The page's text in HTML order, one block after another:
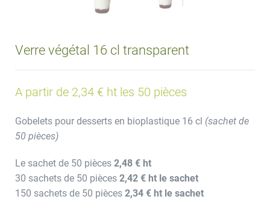
Verre végétal 16 cl transparent
A partir de 2,34 € ht les 50 pièces
Gobelets pour desserts en bioplastique 16 cl (sachet de
50 pièces)
Le sachet de 50 pièces 2,48 € ht
30 sachets de 50 pièces 2,42 € ht le sachet
150 sachets de 50 pièces 2,34 € ht le sachet